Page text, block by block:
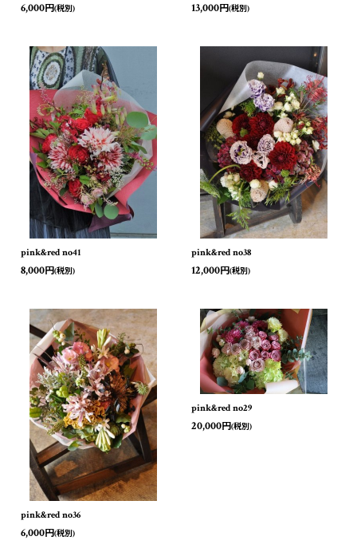
6,000円(税別) 13,000円(税別)
pink&red no41
8,000円(税別)
pink&red no38
12,000円(税別)
pink&red no36
6,000円(税別)
pink&red no29
20,000円(税別)